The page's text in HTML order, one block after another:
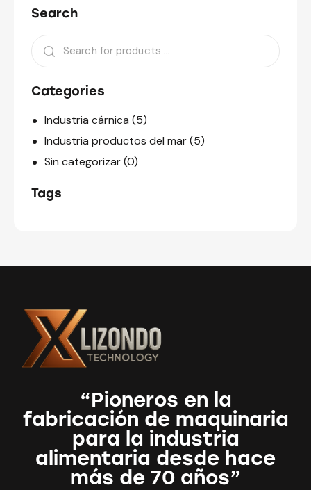
Search
Categories
Industria cárnica (5)
Industria productos del mar(5)
Sin categorizar(0)
Tags
“Pioneros en la
fabricación de maquinaria
para la industria
alimentaria desde hace
más de 70 años”